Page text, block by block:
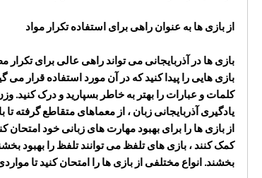
از بازی ها به عنوان راهی برای استفاده تکرار مواد
بازی ها در آذربایجانی می تواند راهی عالی برای
بازی هایی را پیدا کنید که در آن مورد استفاده قرار می
یادگیری آذربایجانی زبان ، از معماهای متقاطع گرفته
از بازی ها را برای بهبود مهارت های زبانی خود
کمک کنند ، بازی های تلفظ می توانند تلفظ را بهبود
بخشند. انواع مختلفی از بازی ها را امتحان کنید تا